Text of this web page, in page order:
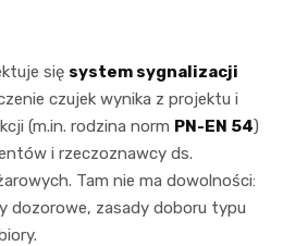
się system sygnalizacji
czujek wynika z projektu i
(m.in. rodzina norm PN-EN 54)
i rzeczoznawcy ds.
Tam nie ma dowolności:
dozorowe, zasady doboru typu